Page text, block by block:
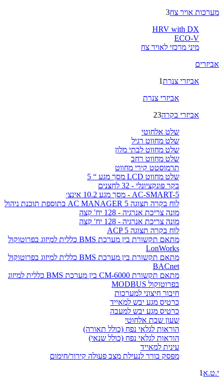
מערכות אויר צח3
HRV with DX
ECO-V
מיני מרכזי לאויר צח
אביזרים
אביזרי צנרת1
אביזרי צנרת
אביזרי בקרה23
שלט אלחוטי
שלט מחווט רגיל
שלט מחווט לבתי מלון
שלט מחווט רחב
תרמוסטט קירי מחווט
שלט מחווט LCD מסך מגע “ 5
בקר פונקציונלי - 32 לחצנים
AC-SMART-5 - מסך מגע 10.2 אינצ׳
לוח בקרה תצוגה AC MANAGER 5 בתוספת תוכנת ניהול
מונה צריכת אנרגיה - 128 יח' קצה
מונה צריכת אנרגיה - 128 יח' קצה
לוח בקרה תצוגה ACP 5
מתאם תקשורת בין מערכת BMS כללית למיזוג בפרוטוקול
LonWorks
מתאם תקשורת בין מערכת BMS כללית למיזוג בפרוטוקול
BACnet
מתאם תקשורת CM-6000 בין מערכת BMS כללית למיזוג
בפרוטוקול MODBUS
חיבור חיצוני למערכות
כרטיס מגע יבש למאייד
כרטיס מגע יבש למעבה
שעון שבת אלחוטי
הוראות לגלאי נפח (כולל תאורה)
הוראות לגלאי נפח (כולל שנאי)
עינית למאייד
מפסק בורר לנעילת מצב פעולה קירור/חימום
י.ט.א 1